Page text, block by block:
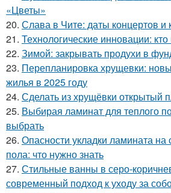
«Цветы»
20. Слава в Чите: даты концертов и
21. Технологические инновации: кто
22. Зимой: закрывать продухи в
23. Перепланировка хрущевки:
жилья в 2025 году
24. Сделать из хрущёвки открытый
25. Выбирая ламинат для теплого
выбрать
26. Опасности укладки ламината на
пола: что нужно знать
27. Стильные ванны в серо-
современный подход к уходу за